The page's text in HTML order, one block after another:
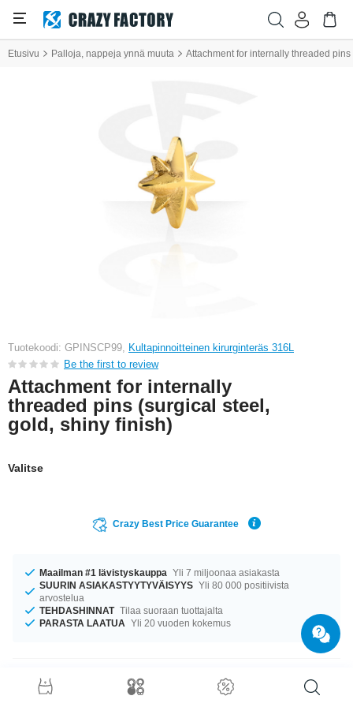
Etusivu Palloja, nappeja ynnä muuta Attachment for internally threaded
Tuotekoodi: GPINSCP99, Kultapinnoitteinen kirurginteräs 316L
Be the first to review
Attachment for internally
threaded pins (surgical steel,
gold, shiny finish)
Valitse
Crazy Best Price Guarantee
Maailman #1 lävistyskauppa Yli 7 miljoonaa asiakasta
SUURIN ASIAKASTYYTYVÄISYYS Yli 80 000 positiivista
arvostelua
TEHDASHINNAT Tilaa suoraan tuottajalta
PARASTA LAATUA Yli 20 vuoden kokemus